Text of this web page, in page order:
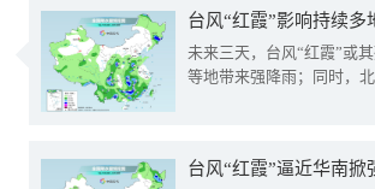
台风“红霞”影响持续
未来三天，台风“红霞”或
等地带来强降雨；同时，
台风“红霞”逼近华南